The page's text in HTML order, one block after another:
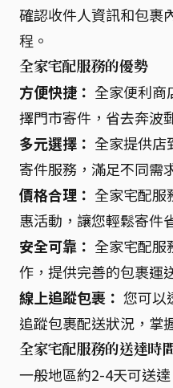
確認收件人資訊和包裹
程。
全家宅配服務的優勢
方便快捷： 全家便利商
擇門市寄件，省去奔波
多元選擇： 全家提供店
寄件服務，滿足不同需
價格合理： 全家宅配服
惠活動，讓您輕鬆寄件
安全可靠： 全家宅配服
作，提供完善的包裹運
線上追蹤包裹： 您可以
追蹤包裹配送狀況，掌
全家宅配服務的送達時
一般地區約2-4天可送